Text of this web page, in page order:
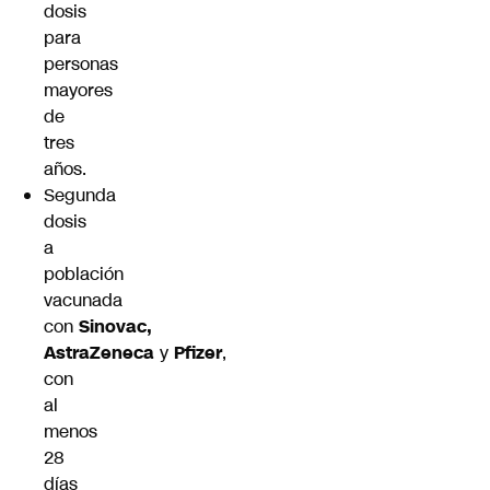
dosis
para
personas
mayores
de
tres
años.
Segunda
dosis
a
población
vacunada
con Sinovac,
AstraZeneca y Pfizer,
con
al
menos
28
días